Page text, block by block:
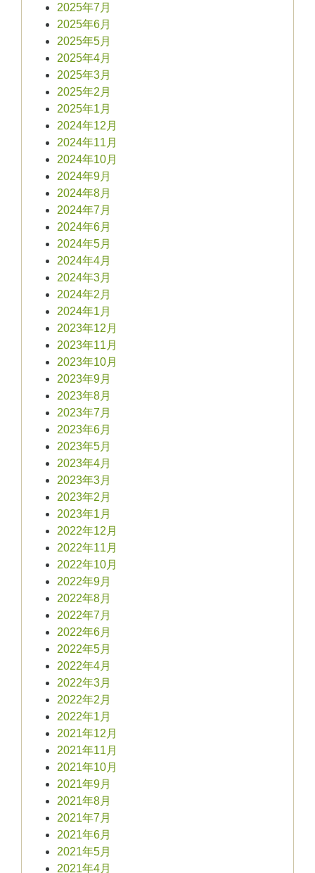
2025年7月
2025年6月
2025年5月
2025年4月
2025年3月
2025年2月
2025年1月
2024年12月
2024年11月
2024年10月
2024年9月
2024年8月
2024年7月
2024年6月
2024年5月
2024年4月
2024年3月
2024年2月
2024年1月
2023年12月
2023年11月
2023年10月
2023年9月
2023年8月
2023年7月
2023年6月
2023年5月
2023年4月
2023年3月
2023年2月
2023年1月
2022年12月
2022年11月
2022年10月
2022年9月
2022年8月
2022年7月
2022年6月
2022年5月
2022年4月
2022年3月
2022年2月
2022年1月
2021年12月
2021年11月
2021年10月
2021年9月
2021年8月
2021年7月
2021年6月
2021年5月
2021年4月